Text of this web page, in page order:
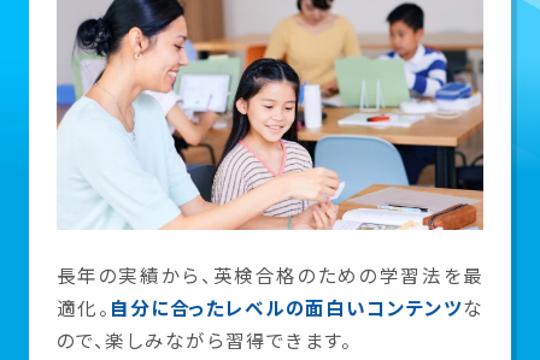
長年の実績から、英検合格のための学習法を最
適化。 自分に合ったレベルの面白いコンテンツな
ので、楽しみながら習得できます。